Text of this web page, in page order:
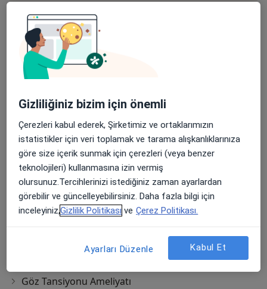
Botulinum Toksini Tip A
Derin anterior lamellar keratoplasti
Diabetik retinopati
Excimer Lazer
Fakik Göz İçi Lens
Göz Altı Dolgusu
Göz Check Up
Göz Kapatma Tedavisi
Göz Tansiyonu Ameliyatı
Gizliliğiniz bizim için önemli
Çerezleri kabul ederek, Şirketimiz ve ortaklarımızın
istatistikler için veri toplamak ve tarama alışkanlıklarınıza
göre size içerik sunmak için çerezleri (veya benzer
teknolojileri) kullanmasına izin vermiş
olursunuz.Tercihlerinizi istediğiniz zaman ayarlardan
görebilir ve güncelleyebilirsiniz. Daha fazla bilgi için
inceleyiniz,Gizlilik Politikası ve Çerez Politikası.
Ayarları Düzenle Kabul Et